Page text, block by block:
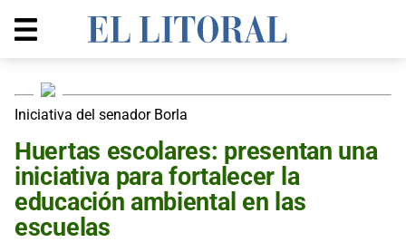
Iniciativa del senador Borla
Huertas escolares: presentan una
iniciativa para fortalecer la
educación ambiental en las
escuelas